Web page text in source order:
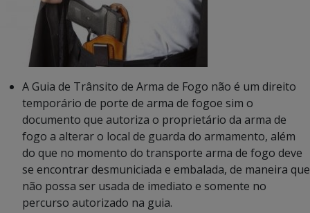
A Guia de Trânsito de Arma de Fogo não é um direito
temporário de porte de arma de fogoe sim o
documento que autoriza o proprietário da arma de
fogo a alterar o local de guarda do armamento, além
do que no momento do transporte arma de fogo deve
se encontrar desmuniciada e embalada, de maneira que
não possa ser usada de imediato e somente no
percurso autorizado na guia.